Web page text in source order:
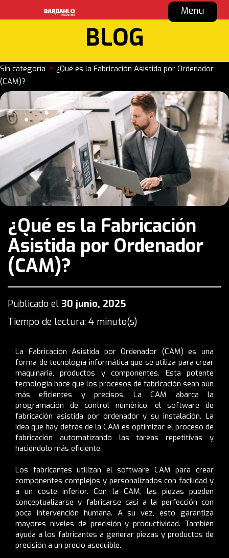
Menu
BLOG
Sin categoría > ¿Qué es la Fabricación Asistida por Ordenador
(CAM)?
¿Qué es la Fabricación
Asistida por Ordenador
(CAM)?
Publicado el 30 junio, 2025
Tiempo de lectura: 4 minuto(s)
La Fabricación Asistida por Ordenador (CAM) es una
forma de tecnología informática que se utiliza para crear
maquinaria, productos y componentes. Esta potente
tecnología hace que los procesos de fabricación sean aún
más eficientes y precisos. La CAM abarca la
programación de control numérico, el software de
fabricación asistida por ordenador y su instalación. La
idea que hay detrás de la CAM es optimizar el proceso de
fabricación automatizando las tareas repetitivas y
haciéndolo más eficiente.
Los fabricantes utilizan el software CAM para crear
componentes complejos y personalizados con facilidad y
a un coste inferior. Con la CAM, las piezas pueden
conceptualizarse y fabricarse casi a la perfección con
poca intervención humana. A su vez, esto garantiza
mayores niveles de precisión y productividad. También
ayuda a los fabricantes a generar piezas y productos de
precisión a un precio asequible.